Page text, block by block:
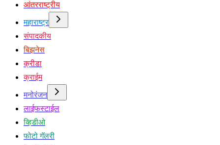
आंतरराष्ट्रीय
महाराष्ट्र
संपादकीय
बिझनेस
क्रीडा
क्राईम
मनोरंजन
लाईफस्टाईल
व्हिडीओ
फोटो गॅलरी